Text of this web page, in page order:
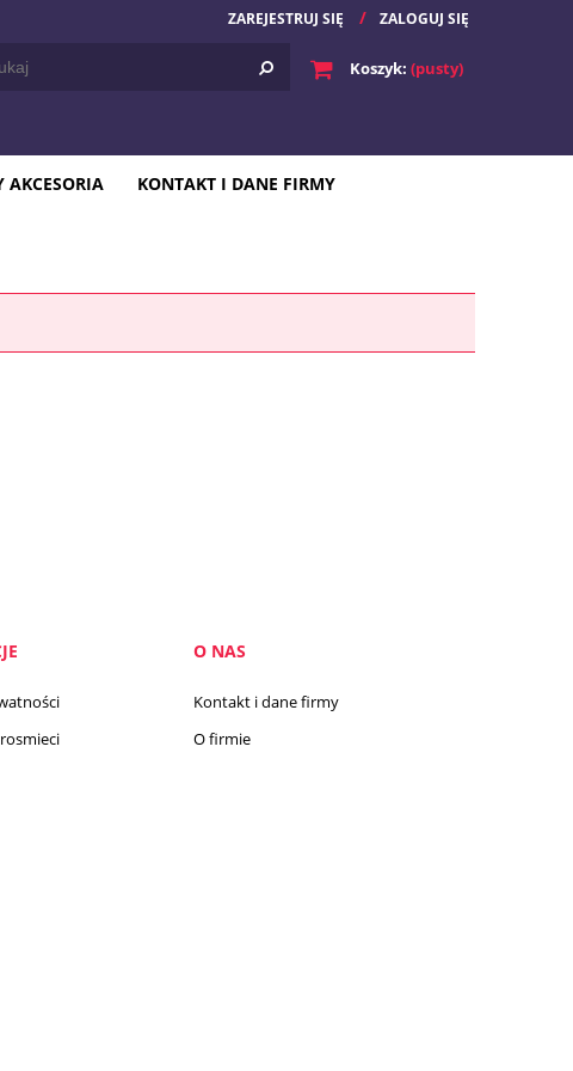
ZAREJESTRUJ SIĘ ZALOGUJ SIĘ
Koszyk: (pusty)
AKCESORIA KONTAKT I DANE FIRMY
O NAS
Kontakt i dane firmy
O firmie